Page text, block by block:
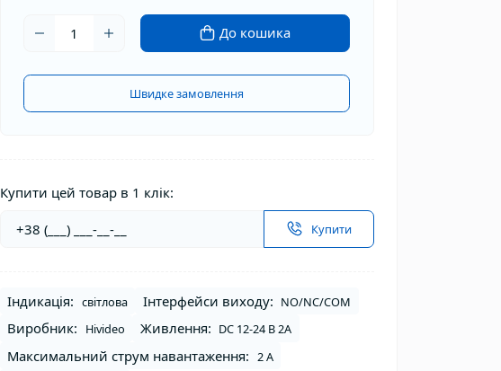
До кошика
Швидке замовлення
Купити цей товар в 1 клік:
Купити
Індикація: світлова Інтерфейси виходу: NO/NC/COM
Виробник: Hivideo Живлення: DC 12-24 В 2А
Максимальний струм навантаження: 2 А